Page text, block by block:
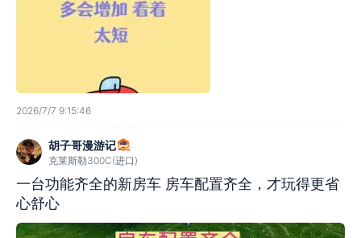
2026/7/7 9:15:46
胡子哥漫游记
克莱斯勒300C(进口)
一台功能齐全的新房车 房车配置齐全，才玩得更省
心舒心